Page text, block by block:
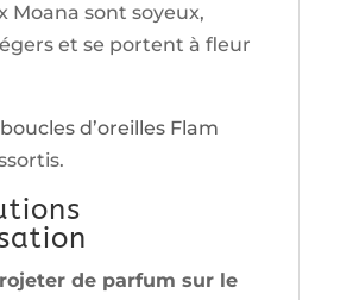
Moana sont soyeux,
et se portent à fleur
boucles d’oreilles Flam
de parfum sur le